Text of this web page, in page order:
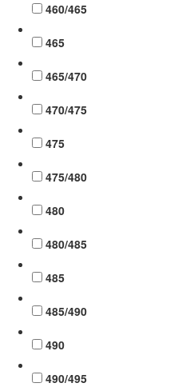
460/465
465
465/470
470/475
475
475/480
480
480/485
485
485/490
490
490/495